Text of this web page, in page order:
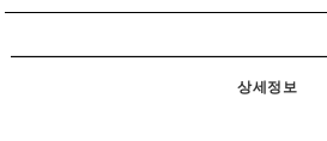
상세정보